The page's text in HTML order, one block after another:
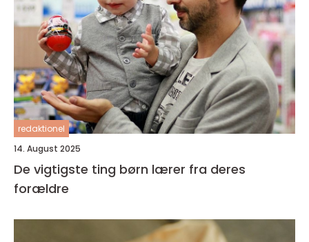
redaktionel
14. August 2025
De vigtigste ting børn lærer fra deres
forældre